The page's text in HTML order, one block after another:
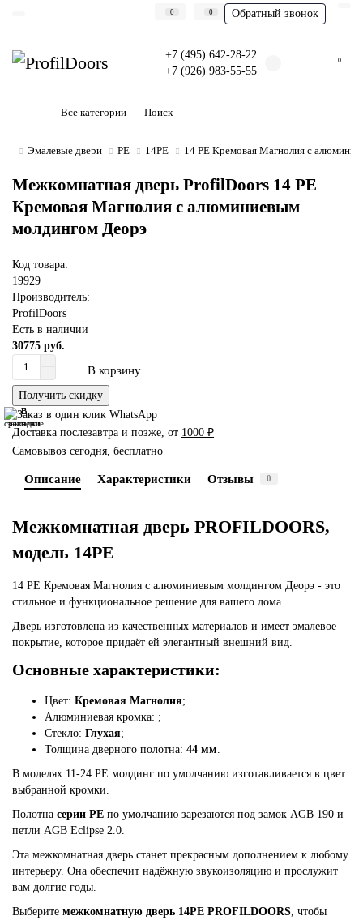
0 0 Обратный звонок
+7 (495) 642-28-22
+7 (926) 983-55-55
0
Все категории
Эмалевые двери PE 14PE 14 PE Кремовая Магнолия с
Межкомнатная дверь ProfilDoors 14 PE
Кремовая Магнолия с алюминиевым
молдингом Деорэ
Код товара:
19929
Производитель:
ProfilDoors
Есть в наличии
30775 руб.
В корзину
Получить скидку
В
закладки
В
сравнение
Доставка послезавтра и позже, от 1000 ₽
Самовывоз сегодня, бесплатно
Описание Характеристики Отзывы 0
Межкомнатная дверь PROFILDOORS,
модель 14PE
14 PE Кремовая Магнолия с алюминиевым молдингом Деорэ - это
стильное и функциональное решение для вашего дома.
Дверь изготовлена из качественных материалов и имеет эмалевое
покрытие, которое придаёт ей элегантный внешний вид.
Основные характеристики:
Цвет: Кремовая Магнолия;
Алюминиевая кромка: ;
Стекло: Глухая;
Толщина дверного полотна: 44 мм
В моделях 11-24 PE молдинг по умолчанию изготавливается в цвет
выбранной кромки.
Полотна серии PE по умолчанию зарезаются под замок AGB 190 и
петли AGB Eclipse 2.0.
Эта межкомнатная дверь станет прекрасным дополнением к любому
интерьеру. Она обеспечит надёжную звукоизоляцию и прослужит
вам долгие годы.
Выберите межкомнатную дверь 14PE PROFILDOORS , чтобы